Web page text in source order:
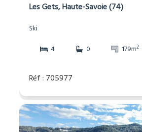
Les Gets, Haute-Savoie (74)
Ski
4
0 179m2
Réf : 705977